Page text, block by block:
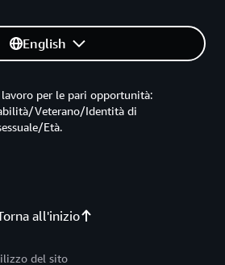
English
all'inizio
per le pari opportunità:
Veterano/Identità di
Età.
del sito